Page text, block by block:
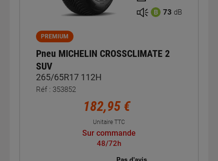
B 73 dB
PREMIUM
Pneu MICHELIN CROSSCLIMATE 2
SUV
265/65R17 112H
Réf : 353852
182,95 €
Unitaire TTC
Sur commande
48/72h